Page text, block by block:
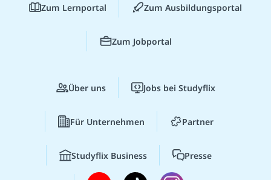
Zum Lernportal Zum Ausbildungsportal
Zum Jobportal
Über uns Jobs bei Studyflix
Für Unternehmen Partner
Studyflix Business Presse